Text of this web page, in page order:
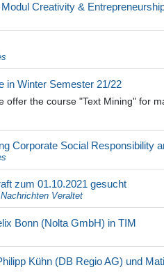
Creativity &
in Winter Semester 21/22
offer the course "Text Mining" for
Corporate Social Responsibility
zum 01.10.2021 gesucht
Nachrichten Veraltet
Bonn (Nolta GmbH) in TIM
Kühn (DB Regio AG) und